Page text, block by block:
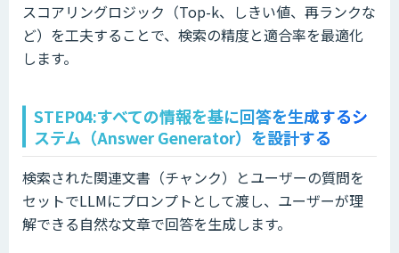
スコアリングロジック（Top-k、しきい値、再ランクな
ど）を工夫することで、検索の精度と適合率を最適化
します。
STEP04:すべての情報を基に回答を生成するシ
ステム（Answer Generator）を設計する
検索された関連文書（チャンク）とユーザーの質問を
セットでLLMにプロンプトとして渡し、ユーザーが理
解できる自然な文章で回答を生成します。